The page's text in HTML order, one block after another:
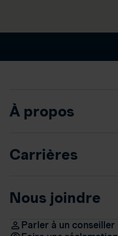
À propos
Carrières
Nous joindre
Parler à un conseiller